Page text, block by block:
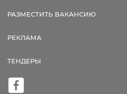
РАЗМЕСТИТЬ ВАКАНСИЮ
РЕКЛАМА
ТЕНДЕРЫ